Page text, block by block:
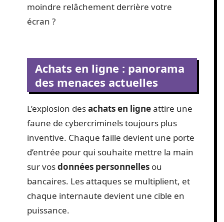
moindre relâchement derrière votre
écran ?
Achats en ligne : panorama
des menaces actuelles
L’explosion desachats en ligneattire une
faune de cybercriminels toujours plus
inventive. Chaque faille devient une porte
d’entrée pour qui souhaite mettre la main
sur vosdonnées personnelles ou
bancaires. Les attaques se multiplient, et
chaque internaute devient une cible en
puissance.